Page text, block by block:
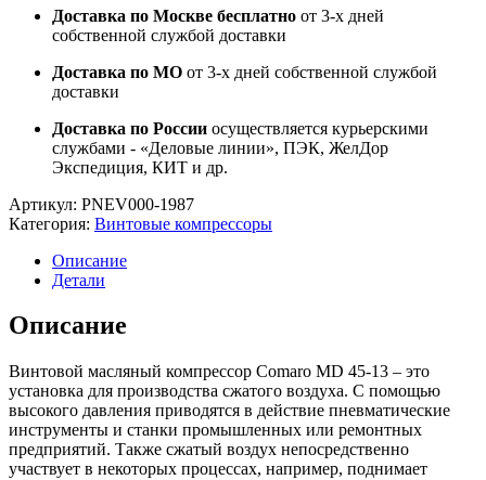
Доставка по Москве бесплатно от 3-х дней
собственной службой доставки
Доставка по МО от 3-х дней собственной службой
доставки
Доставка по России осуществляется курьерскими
службами - «Деловые линии», ПЭК, ЖелДор
Экспедиция, КИТ и др.
Артикул: PNEV000-1987
Категория: Винтовые компрессоры
Описание
Детали
Описание
Винтовой масляный компрессор Comaro MD 45-13 – это
установка для производства сжатого воздуха. С помощью
высокого давления приводятся в действие пневматические
инструменты и станки промышленных или ремонтных
предприятий. Также сжатый воздух непосредственно
участвует в некоторых процессах, например, поднимает